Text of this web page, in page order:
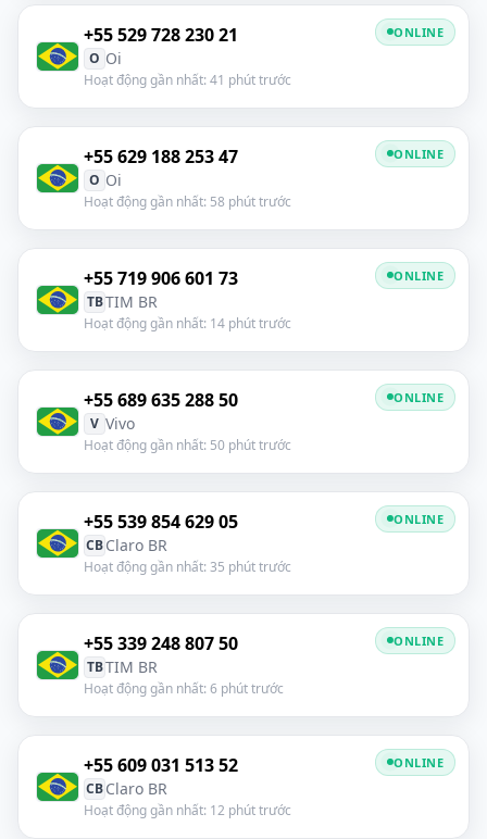
+55 529 728 230 21
O Oi
Hoạt động gần nhất: 41 phút trước
ONLINE
+55 629 188 253 47
O Oi
Hoạt động gần nhất: 58 phút trước
ONLINE
+55 719 906 601 73
TBTIM BR
Hoạt động gần nhất: 14 phút trước
ONLINE
+55 689 635 288 50
V Vivo
Hoạt động gần nhất: 50 phút trước
ONLINE
+55 539 854 629 05
CBClaro BR
Hoạt động gần nhất: 35 phút trước
ONLINE
+55 339 248 807 50
TBTIM BR
Hoạt động gần nhất: 6 phút trước
ONLINE
+55 609 031 513 52
CBClaro BR
Hoạt động gần nhất: 12 phút trước
ONLINE